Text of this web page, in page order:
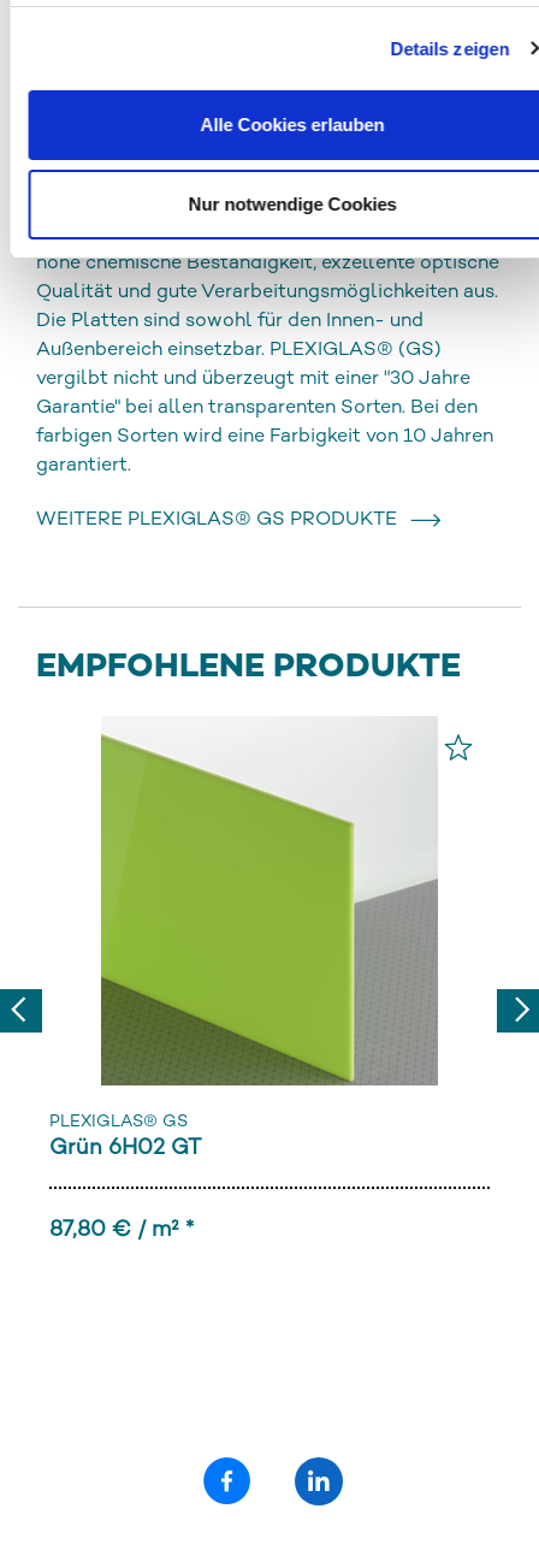
Details zeigen
Alle Cookies erlauben
Nur notwendige Cookies
Gegossene Acrylplatten (GS) zeichnen sich durch
hohe chemische Beständigkeit, exzellente optische
Qualität und gute Verarbeitungsmöglichkeiten aus.
Die Platten sind sowohl für den Innen- und
Außenbereich einsetzbar. PLEXIGLAS® (GS)
vergilbt nicht und überzeugt mit einer "30 Jahre
Garantie" bei allen transparenten Sorten. Bei den
farbigen Sorten wird eine Farbigkeit von 10 Jahren
garantiert.
WEITERE PLEXIGLAS® GS PRODUKTE
EMPFOHLENE PRODUKTE
PLEXIGLAS® GS
Grün 6H02 GT
87,80 € / m² *